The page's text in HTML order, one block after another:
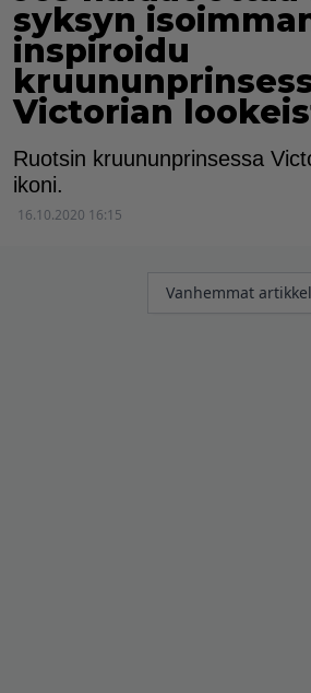
syksyn
inspiroidu
Victorian
Ruotsin kruununprinsessa
ikoni.
16.10.2020 16:15
Artikkelien
Vanhemmat